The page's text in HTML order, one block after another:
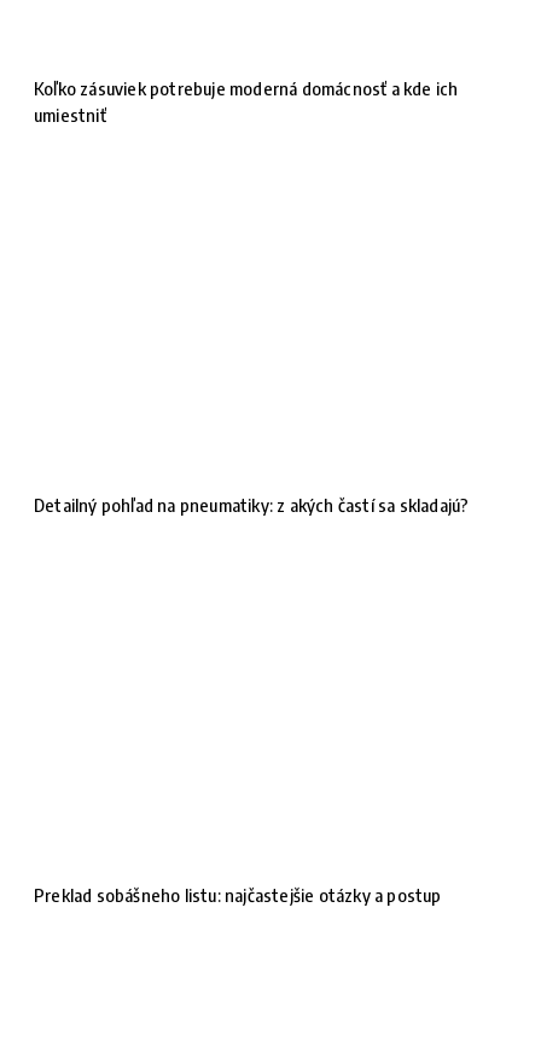
Koľko zásuviek potrebuje moderná domácnosť a kde ich
umiestniť
Detailný pohľad na pneumatiky: z akých častí sa skladajú?
Preklad sobášneho listu: najčastejšie otázky a postup